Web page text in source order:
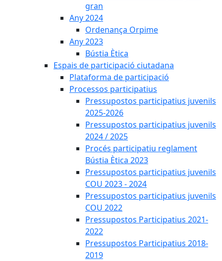
gran
Any 2024
Ordenança Orpime
Any 2023
Bústia Ètica
Espais de participació ciutadana
Plataforma de participació
Processos participatius
Pressupostos participatius juvenils
2025-2026
Pressupostos participatius juvenils
2024 / 2025
Procés participatiu reglament
Bústia Ètica 2023
Pressupostos participatius juvenils
COU 2023 - 2024
Pressupostos participatius juvenils
COU 2022
Pressupostos Participatius 2021-
2022
Pressupostos Participatius 2018-
2019